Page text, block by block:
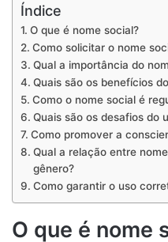
Índice
O que é nome social?
Como solicitar o nome
Qual a importância do
Quais são os benefícios
Como o nome social é
Quais são os desafios do
Como promover a
Qual a relação entre
gênero?
Como garantir o uso
O que é nome